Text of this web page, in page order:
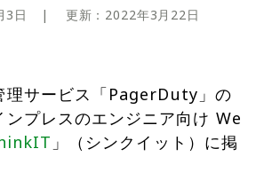
3日 | 更新： 2022年3月22日
理サービス「PagerDuty」の
ンプレスのエンジニア向け We
」（シンクイット）に掲